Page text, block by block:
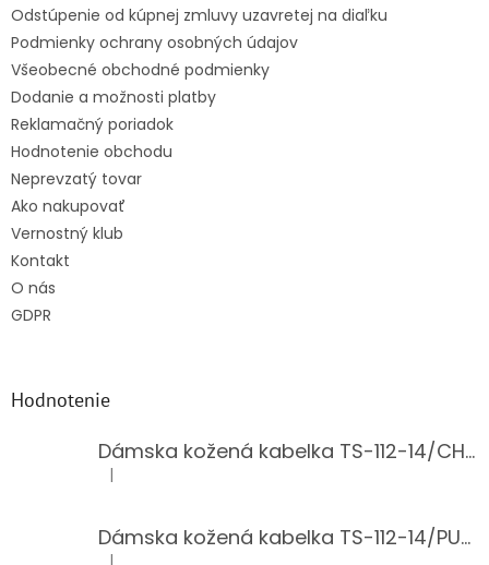
Odstúpenie od kúpnej zmluvy uzavretej na diaľku
Podmienky ochrany osobných údajov
Všeobecné obchodné podmienky
Dodanie a možnosti platby
Reklamačný poriadok
Hodnotenie obchodu
Neprevzatý tovar
Ako nakupovať
Vernostný klub
Kontakt
O nás
GDPR
Hodnotenie
Dámska kožená kabelka TS-112-14/CHOCO
Hodnotenie produktu je 5 z 5 hviezdičiek.
|
Dámska kožená kabelka TS-112-14/PUDER